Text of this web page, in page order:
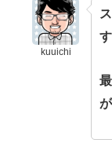
kuuichi